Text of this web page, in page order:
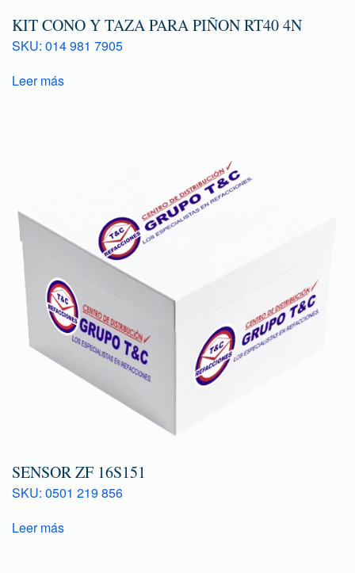
KIT CONO Y TAZA PARA PIÑON RT40 4N
SKU: 014 981 7905
Leer más
SENSOR ZF 16S151
SKU: 0501 219 856
Leer más